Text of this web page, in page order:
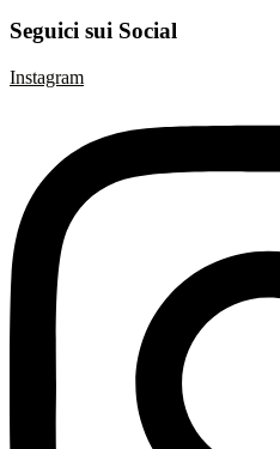
Seguici sui Social
Instagram